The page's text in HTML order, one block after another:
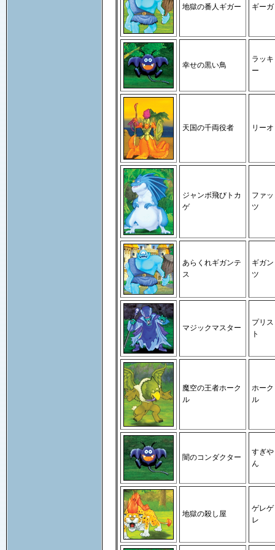
地獄の番人ギガー ギーガ
幸せの黒い鳥
ラッキ
ー
天国の千両役者 リーオ
ジャンボ飛びトカ
ゲ
ファッ
ツ
あらくれギガンテ
ス
ギガン
ツ
マジックマスター
プリス
ト
魔空の王者ホーク
ル
ホーク
ル
闇のコンダクター
すぎや
ん
地獄の殺し屋
ゲレゲ
レ